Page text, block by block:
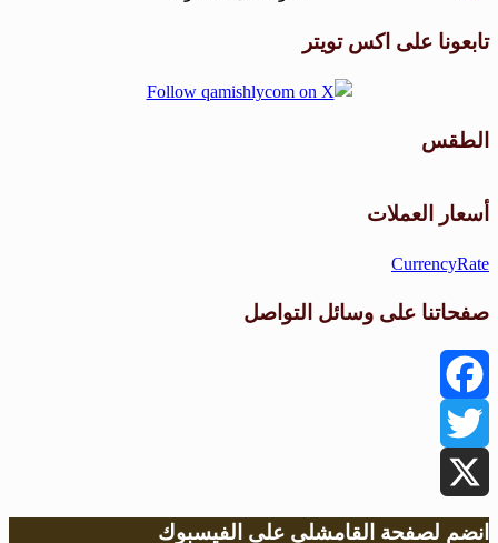
تابعونا على اكس تويتر
الطقس
أسعار العملات
CurrencyRate
صفحاتنا على وسائل التواصل
Facebook
Twitter
X
انضم لصفحة القامشلي على الفيسبوك